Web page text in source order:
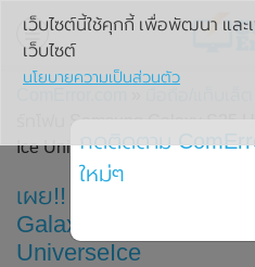
ร์ทโฟน Samsung Galaxy S25
Ice UniverseIce
เผย!! ภาพเรนเดอร์ของ
Galaxy S25 Ultra จา
UniverseIce
เว็บไซต์นี้ใช้คุกกี้ เพื่อพัฒนา และ
เว็บไซต์
นโยบายความเป็นส่วนตัว
กดติดตาม
ใหม่ๆ